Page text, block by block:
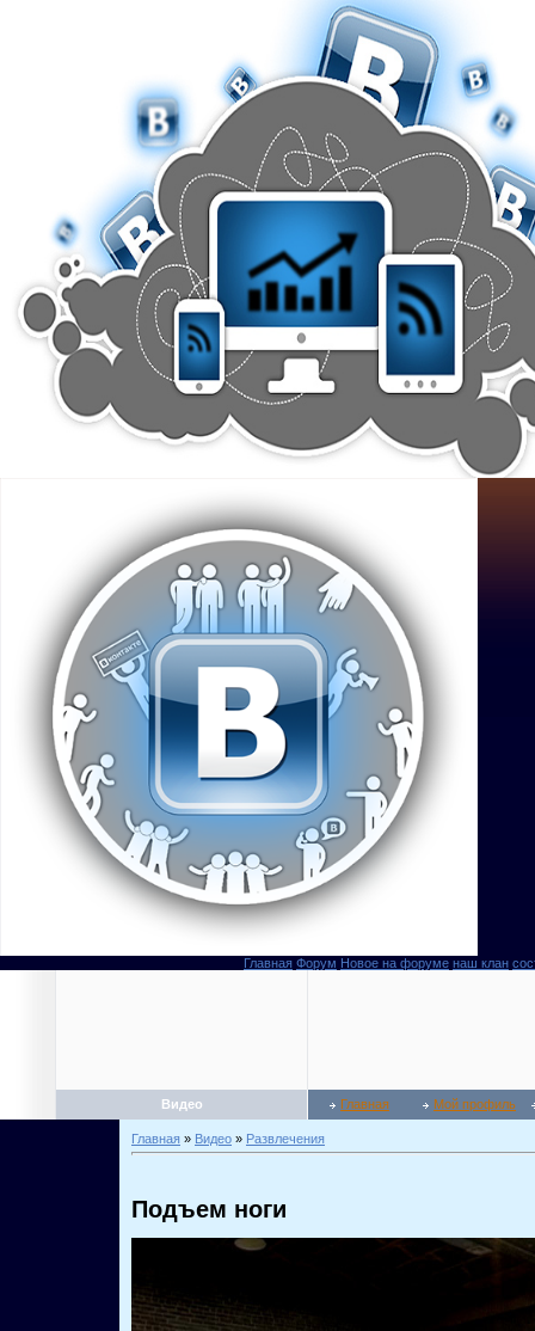
Главная Форум Новое на форуме наш клан
Видео Главная Мой профиль
Главная » Видео » Развлечения
Подъем ноги